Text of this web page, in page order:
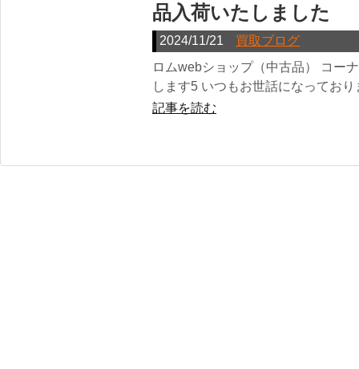
品入荷いたしました
2024/11/21
買取ブログ
ロムwebショップ（中古品） コー
します5 いつもお世話になってお
記事を読む